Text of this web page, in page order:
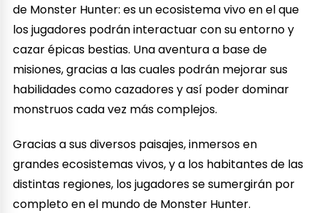
de Monster Hunter: es un ecosistema vivo en el que
los jugadores podrán interactuar con su entorno y
cazar épicas bestias. Una aventura a base de
misiones, gracias a las cuales podrán mejorar sus
habilidades como cazadores y así poder dominar
monstruos cada vez más complejos.
Gracias a sus diversos paisajes, inmersos en
grandes ecosistemas vivos, y a los habitantes de las
distintas regiones, los jugadores se sumergirán por
completo en el mundo de Monster Hunter.